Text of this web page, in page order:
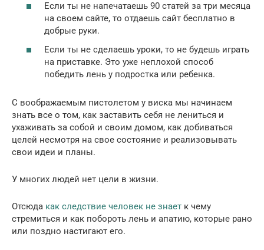
Если ты не напечатаешь 90 статей за три месяца
на своем сайте, то отдаешь сайт бесплатно в
добрые руки.
Если ты не сделаешь уроки, то не будешь играть
на приставке. Это уже неплохой способ
победить лень у подростка или ребенка.
С воображаемым пистолетом у виска мы начинаем
знать все о том, как заставить себя не лениться и
ухаживать за собой и своим домом, как добиваться
целей несмотря на свое состояние и реализовывать
свои идеи и планы.
У многих людей нет цели в жизни.
Отсюда как следствие человек не знает к чему
стремиться и как побороть лень и апатию, которые рано
или поздно настигают его.